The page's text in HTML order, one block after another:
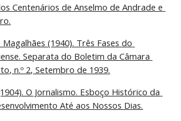
Centenários de Anselmo de Andrade e
(1940). Três Fases do
Separata do Boletim da Câmara
n.º 2, Setembro de 1939.
O Jornalismo. Esboço Histórico da
Até aos Nossos Dias.